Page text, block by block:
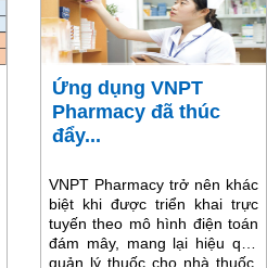
Ứng dụng VNPT
Pharmacy đã thúc
đẩy...
VNPT Pharmacy trở nên khác
biệt khi được triển khai trực
tuyến theo mô hình điện toán
đám mây, mang lại hiệu quả
quản lý thuốc cho nhà thuốc,